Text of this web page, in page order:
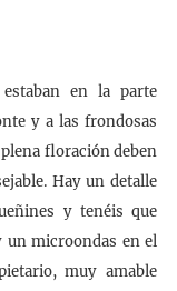
estaban en la parte
y a las frondosas
floración deben
Hay un detalle
y tenéis que
un microondas en el
muy amable